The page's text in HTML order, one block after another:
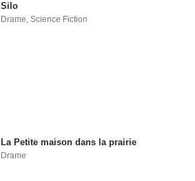
Silo
Drame,Science Fiction
La Petite maison dans la prairie
Drame